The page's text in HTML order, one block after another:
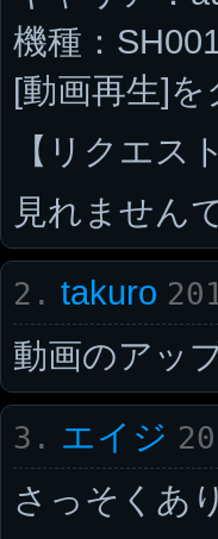
機種：
[動画再生]
【リクエス
見れません
2. takuro
動画のアッ
3. エイジ
さっそくあ